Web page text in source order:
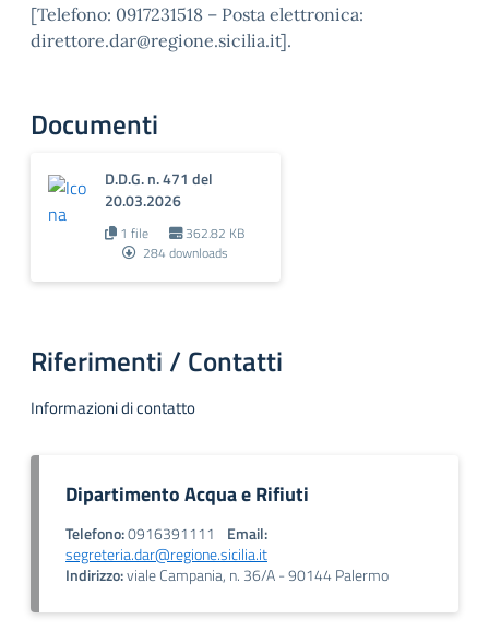
[Telefono: 0917231518 – Posta elettronica:
direttore.dar@regione.sicilia.it].
Documenti
D.D.G. n. 471 del
20.03.2026
1 file
362.82 KB
284 downloads
Riferimenti / Contatti
Informazioni di contatto
Dipartimento Acqua e Rifiuti
Telefono:0916391111
Email:
segreteria.dar@regione.sicilia.it
Indirizzo:viale Campania, n. 36/A - 90144 Palermo